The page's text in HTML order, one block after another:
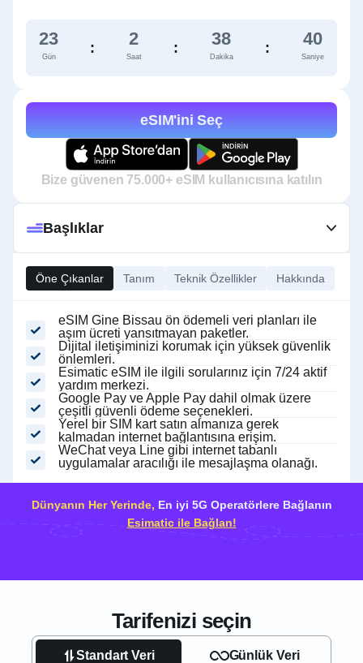
23
Gün
: 2
Saat
: 38
Dakika
: 39
Saniye
eSIM'ini Seç
Bize güvenen 75.000+ eSIM kullanıcısına katılın
Öne Çıkanlar Tanım Teknik Özellikler Hakkında
eSIM Gine Bissau ön ödemeli veri planları ile
aşım ücreti yansıtmayan paketler.
Dijital iletişiminizi korumak için yüksek güvenlik
önlemleri.
Esimatic eSIM ile ilgili sorularınız için 7/24 aktif
yardım merkezi.
Google Pay ve Apple Pay dahil olmak üzere
çeşitli güvenli ödeme seçenekleri.
Yerel bir SIM kart satın almanıza gerek
kalmadan internet bağlantısına erişim.
WeChat veya Line gibi internet tabanlı
uygulamalar aracılığı ile mesajlaşma olanağı.
Başlıklar
Dünyanın Her Yerinde, En iyi 5G Operatörlere Bağlanın
Esimatic ile Bağlan!
Tarifenizi seçin
Standart Veri Günlük Veri